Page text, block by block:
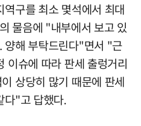
구를 최소 몇석에서 최대
물음에 "내부에서 보고 있
양해 부탁드린다"면서 "근
이슈에 따라 판세 출렁거리
상당히 많기 때문에 판세
다"고 답했다.